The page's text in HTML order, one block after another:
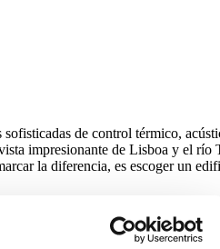
de control térmico,
impresionante de Lisboa y el río
la diferencia, es escoger un